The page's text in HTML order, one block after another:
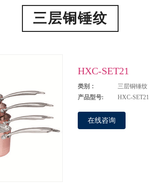
三层铜锤纹
HXC-SET21
类别：
三层铜锤纹
产品型号:
HXC-SET21
在线咨询